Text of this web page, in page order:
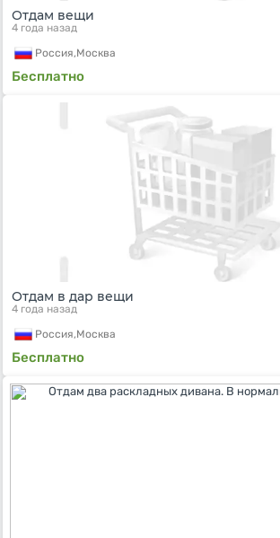
Отдам вещи
4 года назад
Россия,Москва
Бесплатно
Отдам в дар вещи
4 года назад
Россия,Москва
Бесплатно